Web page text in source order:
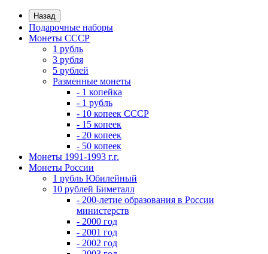
Назад
Подарочные наборы
Монеты СССР
1 рубль
3 рубля
5 рублей
Разменные монеты
- 1 копейка
- 1 рубль
- 10 копеек СССР
- 15 копеек
- 20 копеек
- 50 копеек
Монеты 1991-1993 г.г.
Монеты России
1 рубль Юбилейный
10 рублей Биметалл
- 200-летие образования в России
министерств
- 2000 год
- 2001 год
- 2002 год